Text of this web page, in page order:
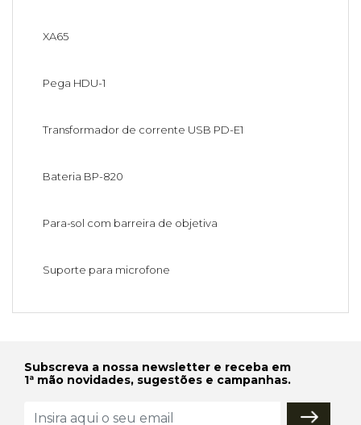
XA65
Pega HDU-1
Transformador de corrente USB PD-E1
Bateria BP-820
Para-sol com barreira de objetiva
Suporte para microfone
Subscreva a nossa newsletter e receba em
1ª mão novidades, sugestões e campanhas.